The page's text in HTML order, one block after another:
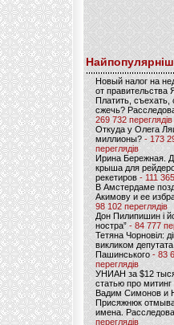
Новый налог на
от правительства
Платить, съехать,
сжечь?
269 732 переглядів
Откуда у Олега
миллионы? - 173
переглядів
Ирина Бережная.
крыша для
рекетиров - 111
В Амстердаме
Акимову и ее
98 102 переглядів
Дон Пилипишин і
ностра” - 84 777
Тетяна Чорновіл:
викликом депутата
Пашинського- 83
переглядів
УНИАН за $12
статью про
Вадим Симонов и
Присяжнюк
имена.
переглядів